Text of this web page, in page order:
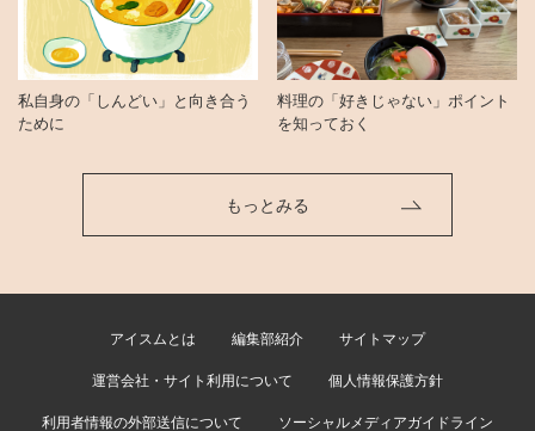
私自身の「しんどい」と向き合う
ために
料理の「好きじゃない」ポイント
を知っておく
もっとみる
アイスムとは 編集部紹介 サイトマップ
運営会社・サイト利用について 個人情報保護方針
利用者情報の外部送信について ソーシャルメディアガイドライン